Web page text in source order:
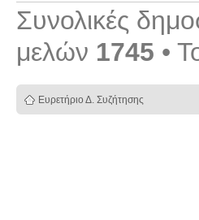
Συνολικές
μελών 1745 •
Ευρετήριο Δ. Συζήτησης